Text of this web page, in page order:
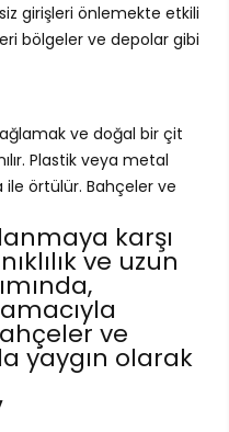
girişleri önlemekte etkili
bölgeler ve depolar gibi
ve doğal bir çit
Plastik veya metal
örtülür. Bahçeler ve
karşı
ve uzun
ve
yaygın olarak